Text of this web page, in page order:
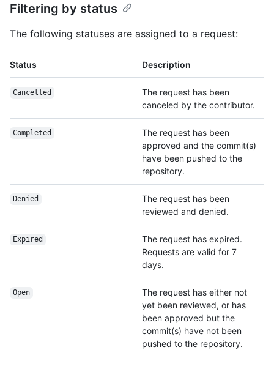
Filtering by status
The following statuses are assigned to a request:
Status Description
Cancelled
The request has been
canceled by the contributor.
Completed
The request has been
approved and the commit(s)
have been pushed to the
repository.
Denied
The request has been
reviewed and denied.
Expired
The request has expired.
Requests are valid for 7
days.
Open
The request has either not
yet been reviewed, or has
been approved but the
commit(s) have not been
pushed to the repository.